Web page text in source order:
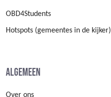
OBD4Students
Hotspots (gemeentes in de kijker)
Algemeen
Over ons